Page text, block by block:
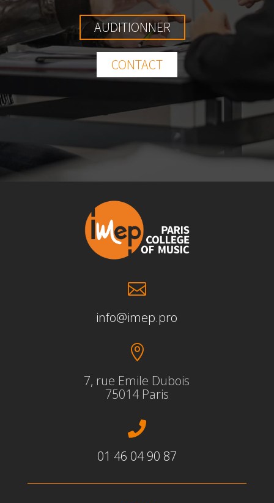
AUDITIONNER
CONTACT

info@imep.pro

7, rue Emile Dubois
75014 Paris

01 46 04 90 87